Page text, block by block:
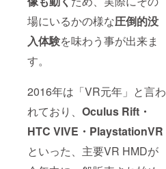
場にいるかの様な圧倒的没
入体験を味わう事が出来ま
す。
2016年は「VR元年」と言わ
れており、 Oculus Rift・
HTC VIVE・PlaystationVR
といった、主要VR HMDが